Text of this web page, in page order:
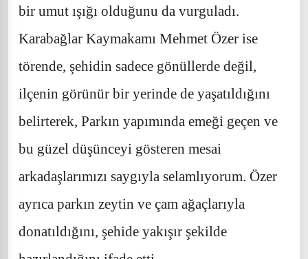
bir umut ışığı olduğunu da vurguladı.
Karabağlar Kaymakamı Mehmet Özer ise
törende, şehidin sadece gönüllerde değil,
ilçenin görünür bir yerinde de yaşatıldığını
belirterek, Parkın yapımında emeği geçen ve
bu güzel düşünceyi gösteren mesai
arkadaşlarımızı saygıyla selamlıyorum. Özer
ayrıca parkın zeytin ve çam ağaçlarıyla
donatıldığını, şehide yakışır şekilde